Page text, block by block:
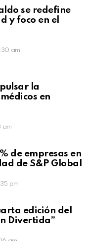
se redefine
y foco en el
am
la
en
am
de empresas en
de S&P Global
pm
edición del
Divertida”